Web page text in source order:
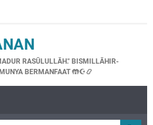
RASŪLULLĀH." BISMILLĀHIR-
BERMANFAAT 🤲☪📿